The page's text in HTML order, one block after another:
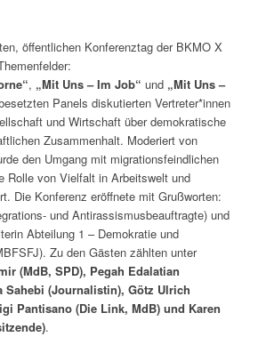
öffentlichen Konferenztag der BKMO X
, „Mit Uns – Im Job“ und „Mit Uns –
Panels diskutierten Vertreter*innen
und Wirtschaft über demokratische
Zusammenhalt. Moderiert von
den Umgang mit migrationsfeindlichen
Rolle von Vielfalt in Arbeitswelt und
Die Konferenz eröffnete mit Grußworten:
und Antirassismusbeauftragte) und
Abteilung 1 – Demokratie und
Zu den Gästen zählten unter
(MdB, SPD), Pegah Edalatian
Sahebi (Journalistin), Götz Ulrich
Pantisano (Die Link, MdB) und Karen
.